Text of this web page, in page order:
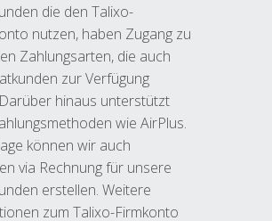
die den Talixo-
nutzen, haben Zugang zu
Zahlungsarten, die auch
zur Verfügung
hinaus unterstützt
wie AirPlus.
können wir auch
via Rechnung für unsere
erstellen. Weitere
zum Talixo-Firmkonto